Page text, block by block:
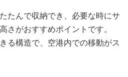
たんで収納でき、必要な時にサ
さがおすすめポイントです。
る構造で、空港内での移動がス